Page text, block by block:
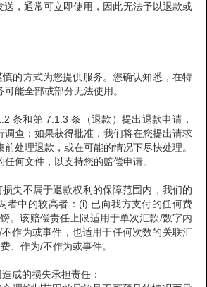
，通常可立即使用，因此无法予以退款或
的方式为您提供服务。您确认知悉，在特
能全部或部分无法使用。
条和第 7.1.3 条（退款）提出退款申请，
调查；如果获得批准，我们将在您提出请求
处理退款，或在可能的情况下尽快处理。
何文件，以支持您的赔偿申请。
失不属于退款权利的保障范围内，我们的
者中的较高者：(i) 已向我方支付的任何费
。该赔偿责任上限适用于单次汇款/数字内
作为或事件，也适用于任何次数的关联汇
、作为/不作为或事件。
成的损失承担责任：